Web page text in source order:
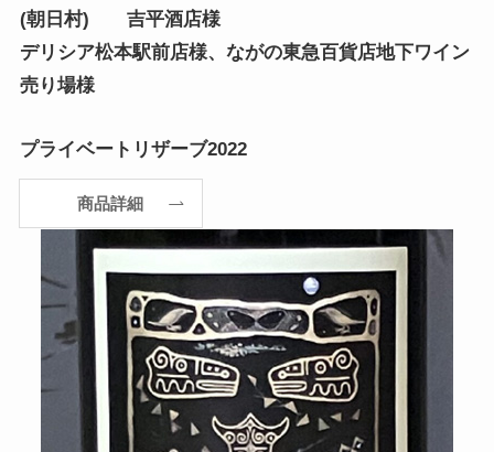
(朝日村) 吉平酒店様
デリシア松本駅前店様、ながの東急百貨店地下ワイン
売り場様
プライベートリザーブ2022
商品詳細